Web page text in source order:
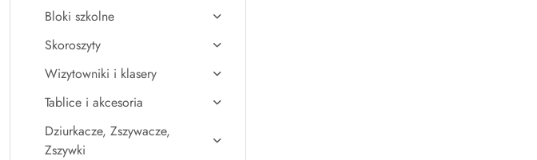
Bloki szkolne
Skoroszyty
Wizytowniki i klasery
Tablice i akcesoria
Dziurkacze, Zszywacze,
Zszywki